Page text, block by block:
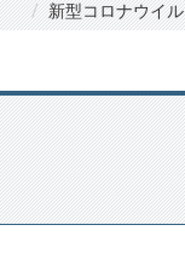
新型コロナウイ